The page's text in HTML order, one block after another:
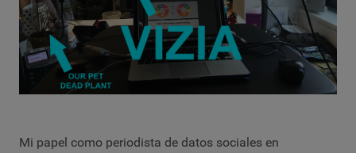
Mi papel como periodista de datos sociales en